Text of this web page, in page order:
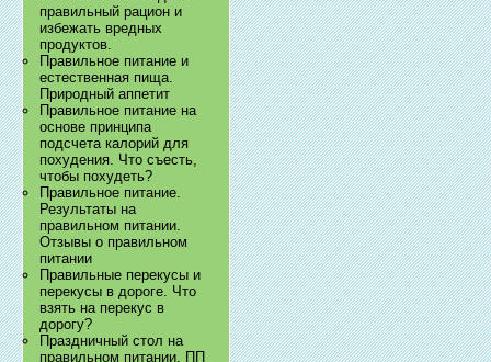
правильный рацион и
избежать вредных
продуктов.
Правильное питание и
естественная пища.
Природный аппетит
Правильное питание на
основе принципа
подсчета калорий для
похудения. Что съесть,
чтобы похудеть?
Правильное питание.
Результаты на
правильном питании.
Отзывы о правильном
питании
Правильные перекусы и
перекусы в дороге. Что
взять на перекус в
дорогу?
Праздничный стол на
правильном питании. ПП